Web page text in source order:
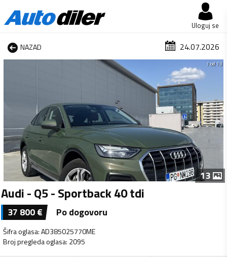
Uloguj se
NAZAD 24.07.2026
1 od 13
13
Audi - Q5 - Sportback 40 tdi
37 800€ Po dogovoru
Šifra oglasa:AD385025770ME
Broj pregleda oglasa: 2095